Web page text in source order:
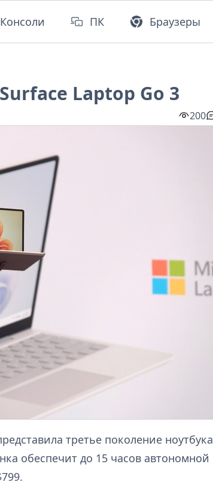
Консоли ПК Браузеры
Laptop Go 3
200
третье поколение ноутбука
обеспечит до 15 часов автономной